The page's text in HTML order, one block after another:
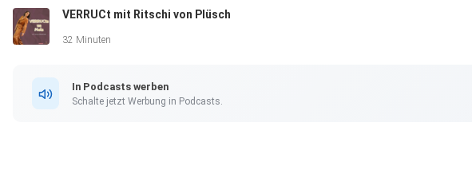
VERRUCt mit Ritschi von Plüsch
32 Minuten
In Podcasts werben
Schalte jetzt Werbung in Podcasts.